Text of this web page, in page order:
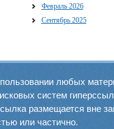
Февраль 2026
Сентябрь 2025
любых
систем
размещается вне
или частично.